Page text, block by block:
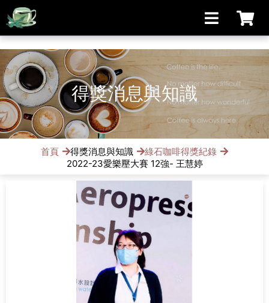
[手機/平板選擇頁面, 請點選螢幕左上方橫線條小圖]
得獎消息與知識
首頁 得獎消息與知識
綠石咖啡得獎紀錄
2022-23愛樂壓大賽 12強- 王慧婷